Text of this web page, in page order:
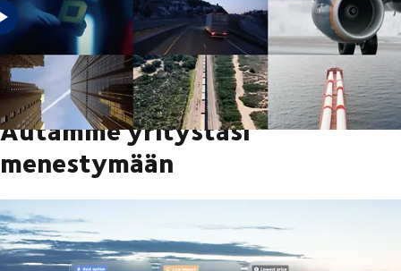
Teemme yhteistyötä asiakkaidemme kanssa, jotta he voivat
skaalata toimintaansa tehokkaasti.
Autamme yritystäsi
menestymään